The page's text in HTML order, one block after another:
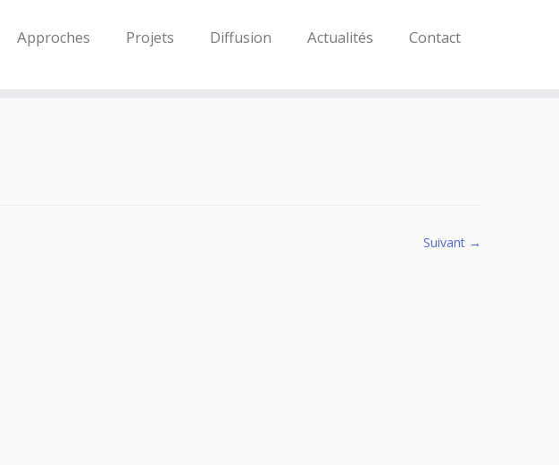
Approches Projets Diffusion Actualités Contact
Suivant →